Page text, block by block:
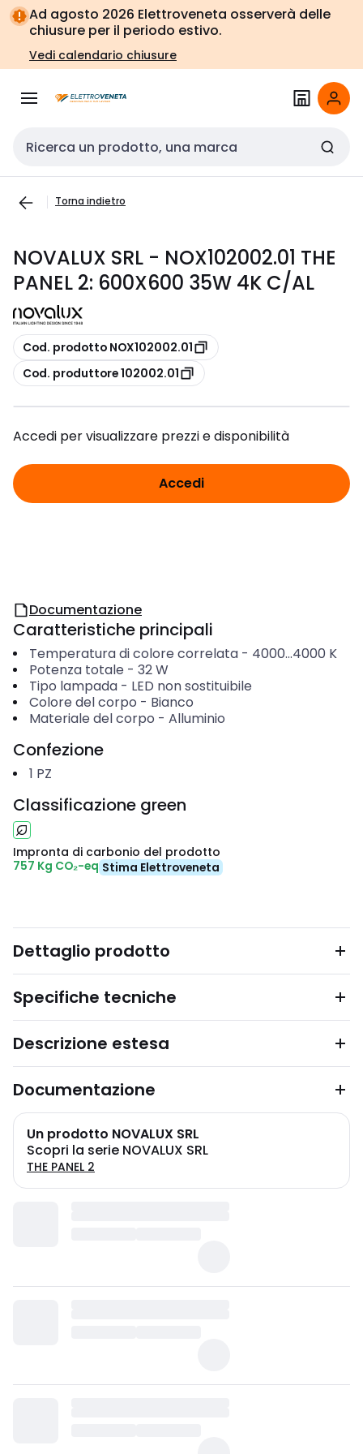
Vai alla
navigazione
Vai
alla
pagina
Ad agosto 2026 Elettroveneta osserverà delle
chiusure per il periodo estivo.
Vedi calendario chiusure
Cerca input
Torna indietro
NOVALUX SRL - NOX102002.01 THE
PANEL 2: 600X600 35W 4K C/AL
copia
Cod. prodotto NOX102002.01
copia
Cod. produttore 102002.01
Accedi per visualizzare prezzi e disponibilità
Accedi
Documentazione
Caratteristiche principali
Temperatura di colore correlata- 4000...4000 K
Potenza totale - 32W
Tipo lampada- LED non sostituibile
Colore del corpo - Bianco
Materiale del corpo - Alluminio
Confezione
1 PZ
Classificazione green
Impronta di carbonio del prodotto
757 Kg CO₂-eq Stima Elettroveneta
Dettaglio prodotto
Specifiche tecniche
Descrizione estesa
Documentazione
Un prodotto NOVALUX SRL
Scopri la serie NOVALUX SRL
THE PANEL 2